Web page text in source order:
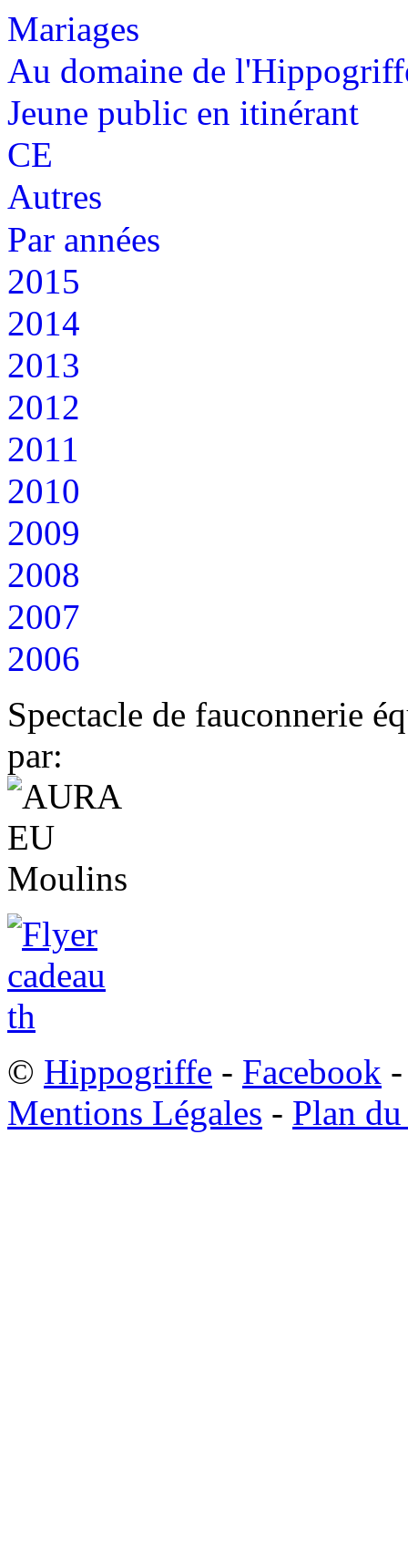
Mariages
Au domaine de
Jeune public en itinérant
CE
Autres
Par années
2015
2014
2013
2012
2011
2010
2009
2008
2007
2006
Spectacle de fauconnerie
par:
© Hippogriffe - Facebook
Mentions Légales - Plan